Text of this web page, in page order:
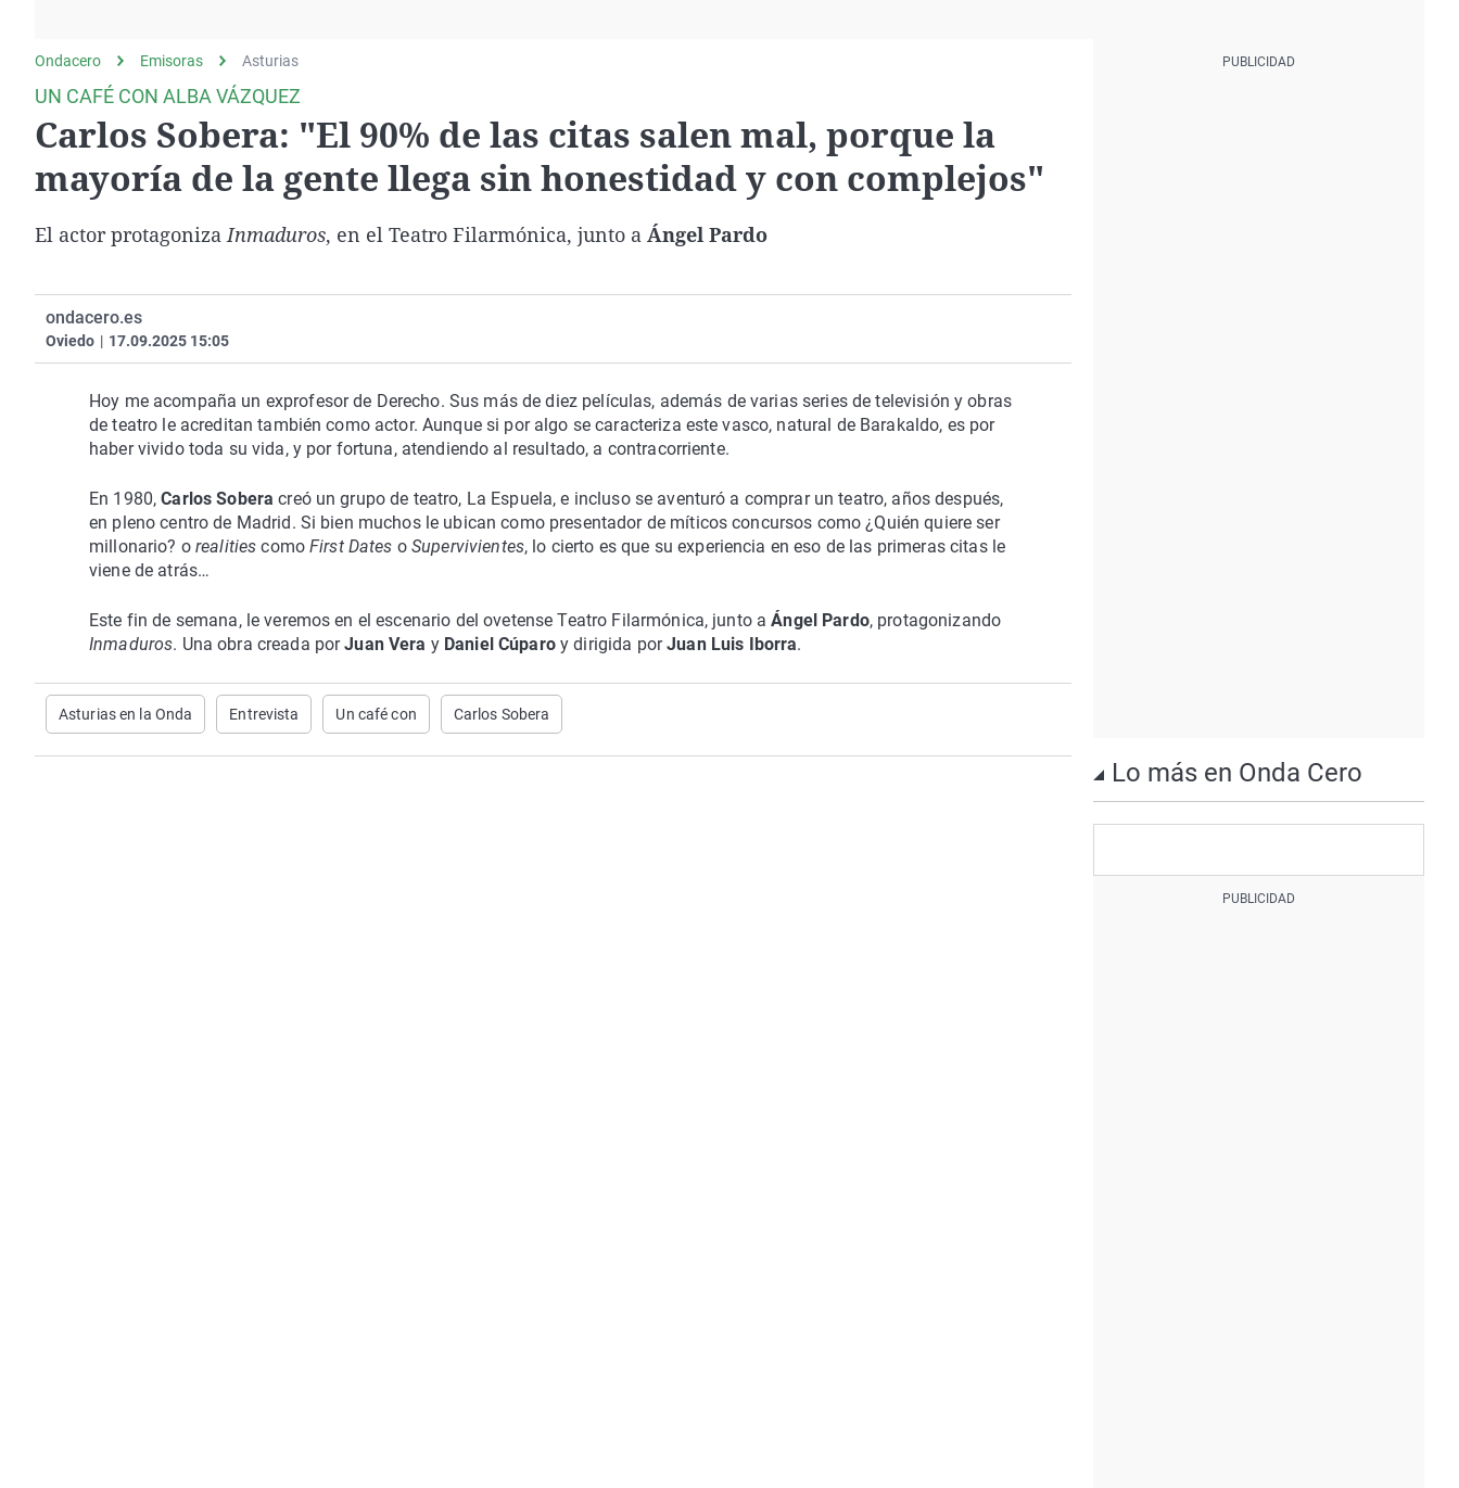
Como el perro y el
gato
Operación Viuda
Negra
Navarra
Ondacero Emisoras Asturias
UN CAFÉ CON ALBA VÁZQUEZ
Carlos Sobera: "El 90% de las citas salen mal, porque la
mayoría de la gente llega sin honestidad y con complejos"
El actor protagonizaInmaduros, en el Teatro Filarmónica, junto a Ángel Pardo
ondacero.es
Oviedo | 17.09.2025 15:05
Hoy me acompaña un exprofesor de Derecho. Sus más de diez películas, además de varias series de televisión y obras
de teatro le acreditan también como actor. Aunque si por algo se caracteriza este vasco, natural de Barakaldo, es por
haber vivido toda su vida, y por fortuna, atendiendo al resultado, a contracorriente.
En 1980,Carlos Sobera creó un grupo de teatro, La Espuela, e incluso se aventuró a comprar un teatro, años después,
en pleno centro de Madrid. Si bien muchos le ubican como presentador de míticos concursos como ¿Quién quiere ser
millonario? orealities comoFirst Dates oSupervivientes, lo cierto es que su experiencia en eso de las primeras citas le
viene de atrás…
Este fin de semana, le veremos en el escenario del ovetense Teatro Filarmónica, junto aÁngel Pardo, protagonizando
Inmaduros. Una obra creada porJuan Vera y Daniel Cúparoy dirigida porJuan Luis Iborra.
Asturias en la Onda Entrevista Un café con Carlos Sobera
Lo más en Onda Cero